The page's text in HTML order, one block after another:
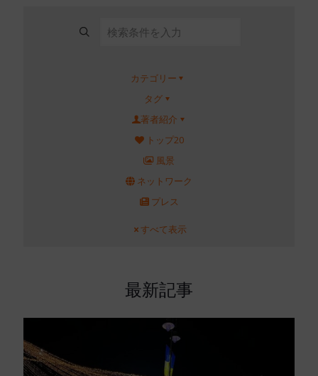
カテゴリー
タグ
著者紹介
トップ20
風景
ネットワーク
プレス
すべて表示
最新記事